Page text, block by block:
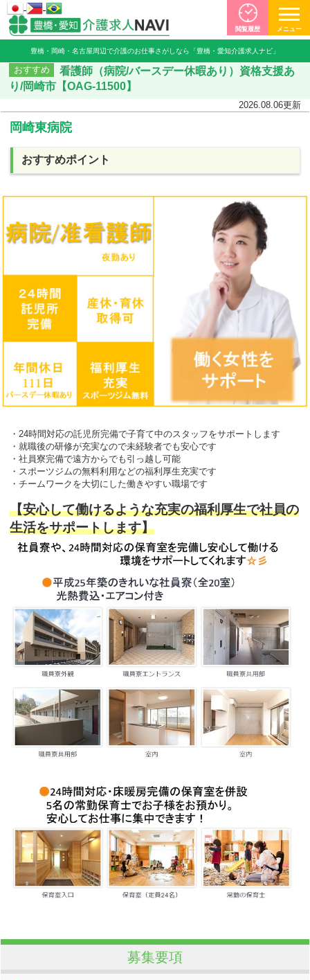
豊橋・岡崎・名古屋周辺で介護のお仕事さがしなら「豊橋・愛知介護求人ナビ」
閲覧履歴 メニュー
おすすめ
看護師（病院/バースデー休暇あり）資格支援あ
り/岡崎市【OAG-11500】
2026.08.06更新
岡崎東病院
おすすめポイント
・24時間対応の託児所完備で子育て中のスタッフをサポートします
・就職後の研修が充実なので未経験者でも安心です
・社員寮完備で遠方からでも引っ越し可能
・スポーツジムの無料利用などの福利厚生充実です
・チームワークを大切にした働きやすい職場です
【安心して働けるような充実の福利厚生で社員の
生活をサポートします】
募集要項